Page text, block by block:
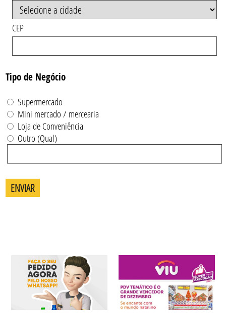
CEP
Tipo de Negócio
Supermercado
Mini mercado / mercearia
Loja de Conveniência
Outro (Qual)
ENVIAR